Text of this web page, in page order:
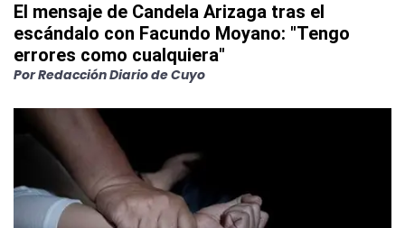
El mensaje de Candela Arizaga tras el
escándalo con Facundo Moyano: "Tengo
errores como cualquiera"
PorRedacción Diario de Cuyo